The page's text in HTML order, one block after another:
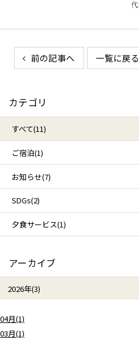
前の記事へ 一覧に戻る
カテゴリ
すべて(11)
ご宿泊(1)
お知らせ(7)
SDGs(2)
夕食サービス(1)
アーカイブ
2026年(3)
04月(1)
03月(1)